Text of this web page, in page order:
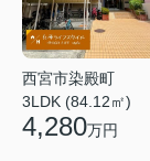
西宮市染殿町
3LDK (84.12㎡)
4,280万円